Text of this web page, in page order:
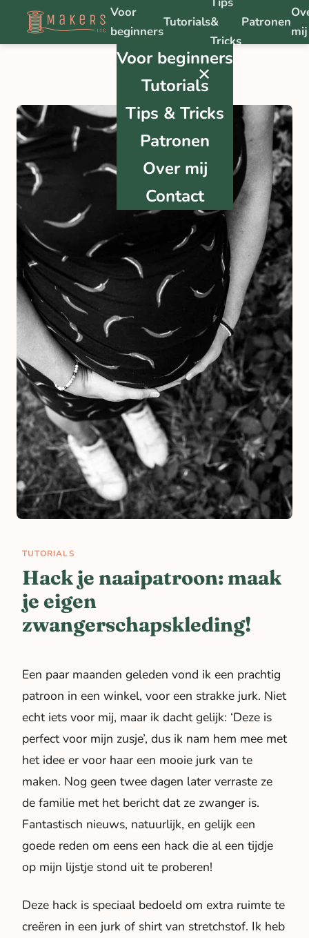
Voor
beginners
Tutorials&
Tricks
Patronen
mij
✕
Voor beginners
Tutorials
Tips & Tricks
Patronen
Over mij
Contact
TUTORIALS
Hack je naaipatroon: maak
je eigen
zwangerschapskleding!
Een paar maanden geleden vond ik een prachtig
patroon in een winkel, voor een strakke jurk. Niet
echt iets voor mij, maar ik dacht gelijk: ‘Deze is
perfect voor mijn zusje’, dus ik nam hem mee met
het idee er voor haar een mooie jurk van te
maken. Nog geen twee dagen later verraste ze
de familie met het bericht dat ze zwanger is.
Fantastisch nieuws, natuurlijk, en gelijk een
goede reden om eens een hack die al een tijdje
op mijn lijstje stond uit te proberen!
Deze hack is speciaal bedoeld om extra ruimte te
creëren in een jurk of shirt van stretchstof. Ik heb